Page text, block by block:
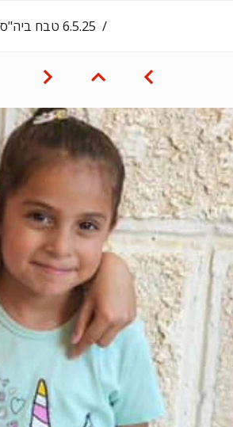
‎6.5.25‏ טבח ביה"ס אבו חמיסה, אל בורייג': ג׳ורי טבאש